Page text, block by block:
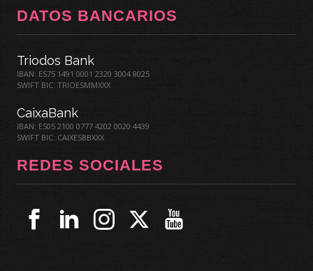
DATOS BANCARIOS
Triodos Bank
IBAN: ES75 1491 0001 2320 3004 8025
SWIFT BIC: TRIOESMMXXX
CaixaBank
IBAN: ES05 2100 0777 4202 0020 4439
SWIFT BIC: CAIXESBBXXX
REDES SOCIALES